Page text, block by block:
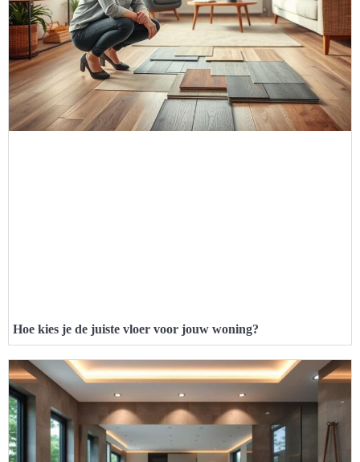
Hoe kies je de juiste vloer voor jouw woning?